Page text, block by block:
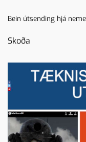
Bein útsending hjá
Skoða